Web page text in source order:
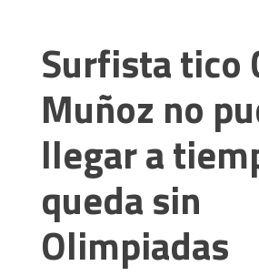
Surfista tico
Muñoz no
llegar a
queda sin
Olimpiadas